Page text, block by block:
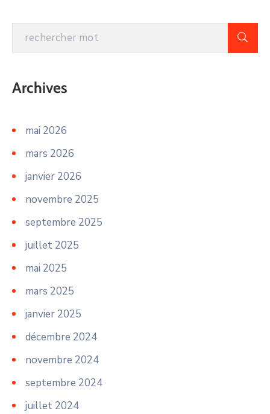
Archives
mai 2026
mars 2026
janvier 2026
novembre 2025
septembre 2025
juillet 2025
mai 2025
mars 2025
janvier 2025
décembre 2024
novembre 2024
septembre 2024
juillet 2024